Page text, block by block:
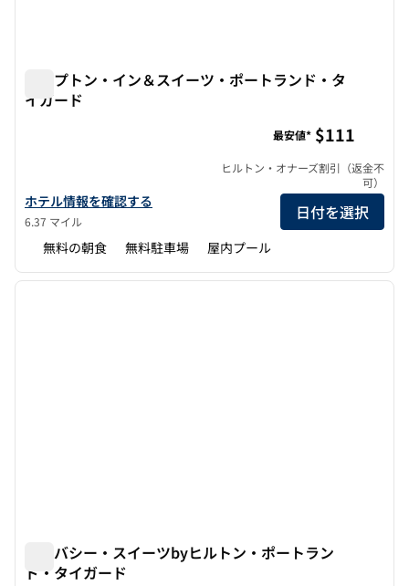
ハンプトン・イン＆スイーツ・ポートランド・タ
イガード
ハンプトン・イン＆スイーツ・ポートランド・タイガードの詳細
ホテル情報を確認する
6.37 マイル
最安値* $111
ヒルトン・オナーズ割引（返金不
可）
日付を選択
無料の朝食 無料駐車場 屋内プール
1/12
1/12
前の画像 次の
エンバシー・スイーツbyヒルトン・ポートラン
ド・タイガード